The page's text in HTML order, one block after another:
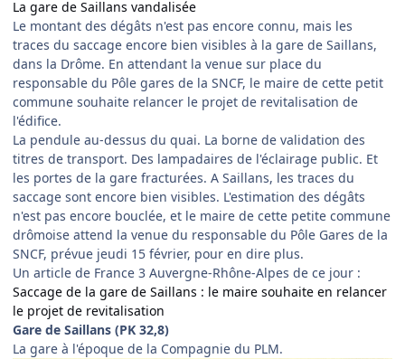
La gare de Saillans vandalisée
Le montant des dégâts n'est pas encore connu, mais les
traces du saccage encore bien visibles à la gare de Saillans,
dans la Drôme. En attendant la venue sur place du
responsable du Pôle gares de la SNCF, le maire de cette petit
commune souhaite relancer le projet de revitalisation de
l'édifice.
La pendule au-dessus du quai. La borne de validation des
titres de transport. Des lampadaires de l'éclairage public. Et
les portes de la gare fracturées. A Saillans, les traces du
saccage sont encore bien visibles. L'estimation des dégâts
n'est pas encore bouclée, et le maire de cette petite commune
drômoise attend la venue du responsable du Pôle Gares de la
SNCF, prévue jeudi 15 février, pour en dire plus.
Un article de France 3 Auvergne-Rhône-Alpes de ce jour :
Saccage de la gare de Saillans : le maire souhaite en relancer
le projet de revitalisation
Gare de Saillans (PK 32,8)
La gare à l'époque de la Compagnie du PLM.